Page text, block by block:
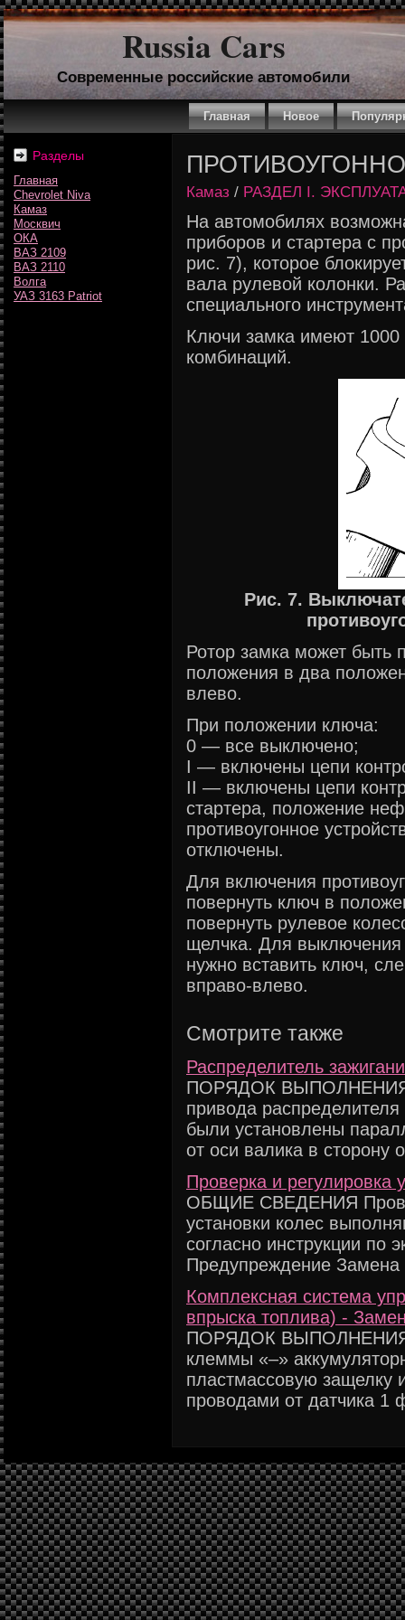
Russia Cars
Современные российские автомобили
Главная Новое
Разделы
Главная
Chevrolet Niva
Камаз
Москвич
ОКА
ВАЗ 2109
ВАЗ 2110
Волга
УАЗ 3163 Patriot
Камаз / РАЗДEЛ I.
На автомобилях
приборов и стартера с
рис. 7), которое
вала рулевой колонки.
специального
Ключи замка имеют
комбинаций.
Рис. 7.
Ротор замка может быть
положения в два
влево.
При положении ключа:
0 — все выключено;
I — включены цепи
II — включены цепи
стартера, положение
противоугонное
отключены.
Для включения
повернуть ключ в
повернуть рулевое
щелчка. Для выключения
нужно вставить ключ,
вправо-влево.
Смотрите также
Распределитель
ПОРЯДОК ВЫПОЛНЕНИЯ
привода
были установлены
от оси валика в сторону
Проверка и регулировка
ОБЩИЕ СВЕДЕНИЯ
установки колес
согласно инструкции по
Предупреждение Замена
Комплексная система
впрыска топлива) -
ПОРЯДОК ВЫПОЛНЕНИЯ
клеммы «–»
пластмассовую защелку
проводами от датчика 1